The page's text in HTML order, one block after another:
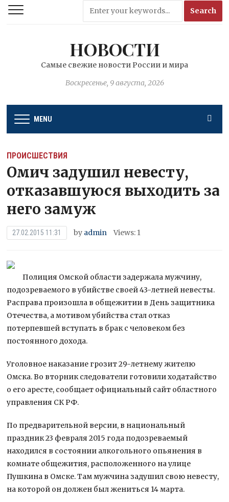
НОВОСТИ
Самые свежие новости России и мира
Воскресенье, 9 августа, 2026
MENU
ПРОИСШЕСТВИЯ
Омич задушил невесту,
отказавшуюся выходить за
него замуж
27.02.2015 11:31 by admin Views: 1
Полиция Омской области задержала мужчину,
подозреваемого в убийстве своей 43-летней невесты.
Расправа произошла в общежитии в День защитника
Отечества, а мотивом убийства стал отказ
потерпевшей вступать в брак с человеком без
постоянного дохода.
Уголовное наказание грозит 29-летнему жителю
Омска. Во вторник следователи готовили ходатайство
о его аресте, сообщает официальный сайт областного
управления СК РФ.
По предварительной версии, в национальный
праздник 23 февраля 2015 года подозреваемый
находился в состоянии алкогольного опьянения в
комнате общежития, расположенного на улице
Пушкина в Омске. Там мужчина задушил свою невесту,
на которой он должен был жениться 14 марта.